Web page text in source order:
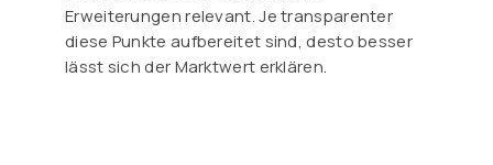
Erweiterungen relevant. Je transparenter
diese Punkte aufbereitet sind, desto besser
lässt sich der Marktwert erklären.